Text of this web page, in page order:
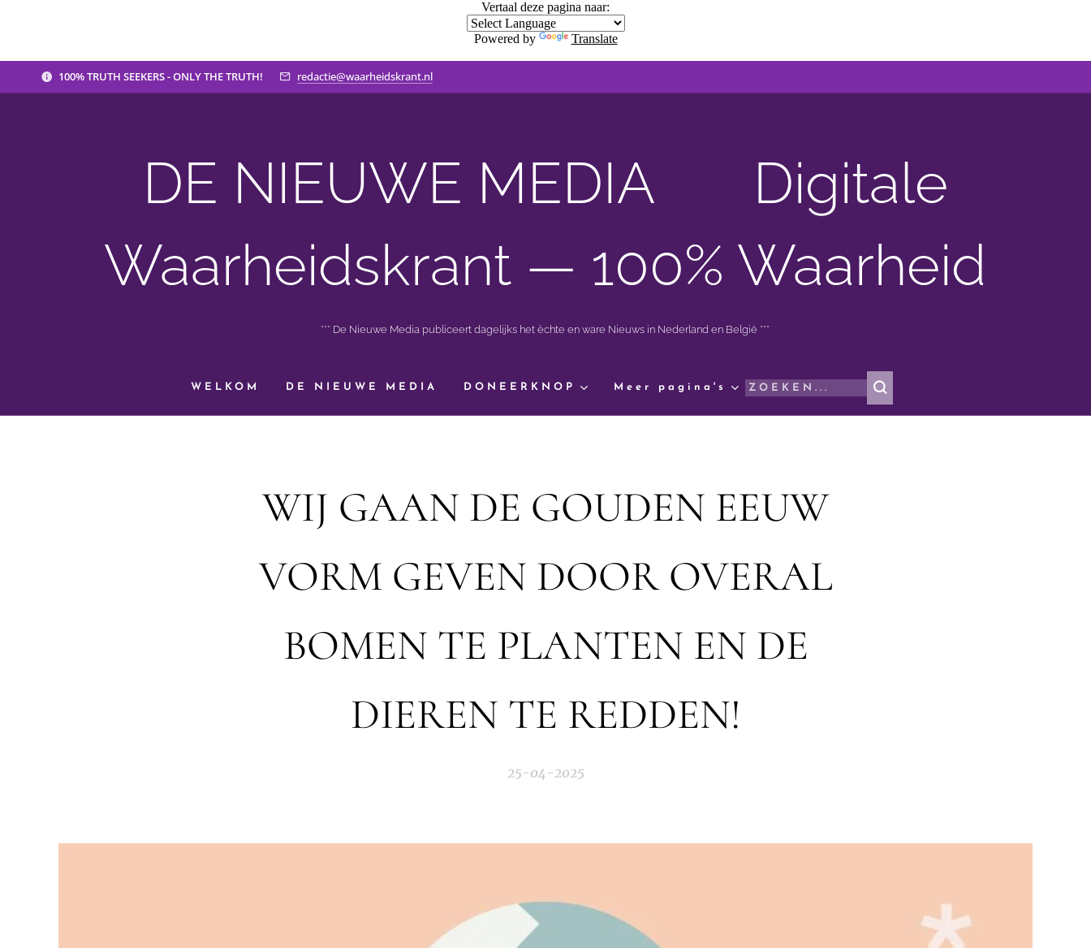
Vertaal deze pagina naar:
Powered by Translate
100% TRUTH SEEKERS - ONLY THE TRUTH! redactie@waarheidskrant.nl
DE NIEUWE MEDIA 🟣 Digitale
Waarheidskrant — 100% Waarheid
*** De Nieuwe Media publiceert dagelijks het èchte en ware Nieuws in Nederland en België ***
WELKOM DE NIEUWE MEDIA DONEERKNOP Meer pagina's
WIJ GAAN DE GOUDEN EEUW
VORM GEVEN DOOR OVERAL
BOMEN TE PLANTEN EN DE
DIEREN TE REDDEN!
25-04-2025